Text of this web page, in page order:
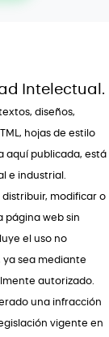
Intelectual.
diseños,
hojas de estilo
aquí publicada, está
e industrial.
distribuir, modificar o
página web sin
el uso no
sea mediante
autorizado.
una infracción
vigente en